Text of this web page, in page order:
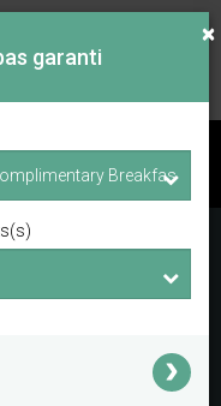
de départ
×
garanti